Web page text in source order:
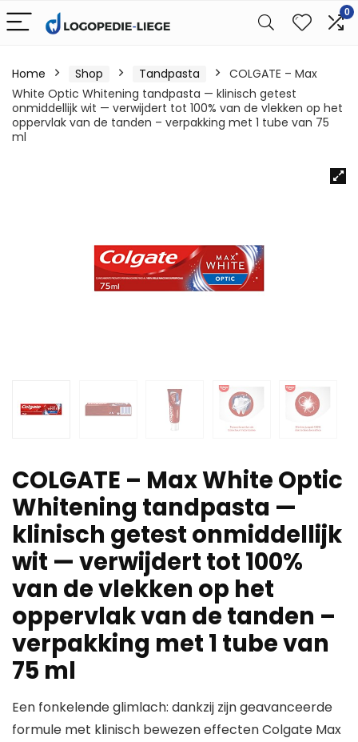
0
Home Shop Tandpasta
COLGATE – Max
White Optic Whitening tandpasta — klinisch getest
onmiddellijk wit — verwijdert tot 100% van de vlekken op het
oppervlak van de tanden – verpakking met 1 tube van 75
ml
COLGATE – Max White Optic
Whitening tandpasta —
klinisch getest onmiddellijk
wit — verwijdert tot 100%
van de vlekken op het
oppervlak van de tanden –
verpakking met 1 tube van
75 ml
Een fonkelende glimlach: dankzij zijn geavanceerde
formule met klinisch bewezen effecten Colgate Max